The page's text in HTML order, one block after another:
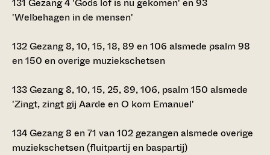
'Welbehagen in de mensen'
132Gezang 8, 10, 15, 18, 89 en 106 alsmede psalm 98
en 150 en overige muziekschetsen
133Gezang 8, 10, 15, 25, 89, 106, psalm 150 alsmede
'Zingt, zingt gij Aarde en O kom Emanuel'
134Gezang 8 en 71 van 102 gezangen alsmede overige
muziekschetsen (fluitpartij en baspartij)